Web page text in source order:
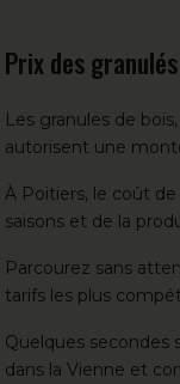
Prix des
Les granules de
autorisent une
À Poitiers, le coût
saisons et de la
Parcourez sans
tarifs les plus
Quelques secondes
dans la Vienne et